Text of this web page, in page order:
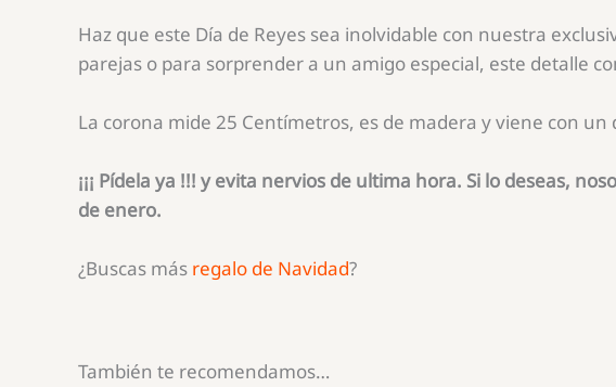
Haz que este Día de Reyes sea inolvidable con nuestra
parejas o para sorprender a un amigo especial, este detalle
La corona mide 25 Centímetros, es de madera y viene con un
¡¡¡ Pídela ya !!! y evita nervios de ultima hora. Si lo deseas,
de enero.
¿Buscas más regalo de Navidad?
También te recomendamos…